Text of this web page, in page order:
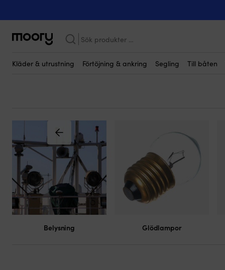
Sök
efter:
Kläder & utrustning Förtöjning & ankring Segling Till båten
Ljuskällor till belysning
Belysning Glödlampor